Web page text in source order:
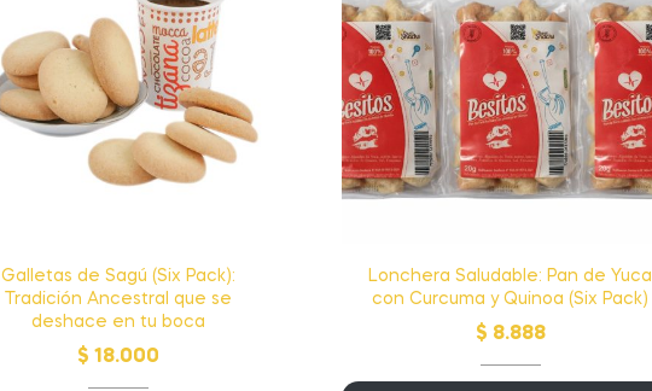
Galletas de Sagú (Six Pack):
Tradición Ancestral que se
deshace en tu boca
$ 18.000
Lonchera Saludable: Pan de Yuca
con Curcuma y Quinoa (Six Pack)
$ 8.888